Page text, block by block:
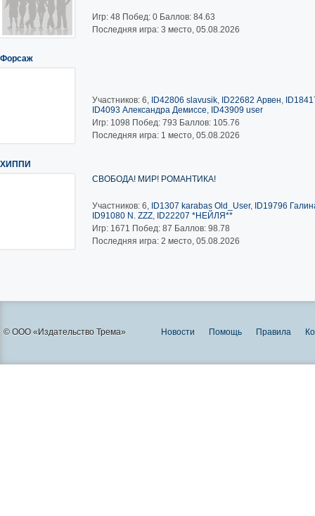
Игр: 48 Побед: 0 Баллов: 84.63
Последняя игра: 3 место, 05.08.2026
Форсаж
Участников: 6, ID42806 slavusik, ID22682 Арвен,
ID4093 Александра Демиссе, ID43909 user
Игр: 1098 Побед: 793 Баллов: 105.76
Последняя игра: 1 место, 05.08.2026
ХИППИ
СВОБОДА! МИР! РОМАНТИКА!
Участников: 6, ID1307 karabas Old_User, ID19796
ID91080 N. ZZZ, ID22207 *НЕЙЛЯ**
Игр: 1671 Побед: 87 Баллов: 98.78
Последняя игра: 2 место, 05.08.2026
© ООО «Издательство Трема» Новости Помощь Правила